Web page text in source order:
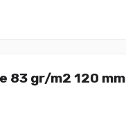
83 gr/m2 120 mm